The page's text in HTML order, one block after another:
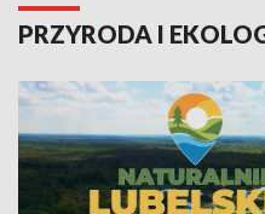
PRZYRODA I